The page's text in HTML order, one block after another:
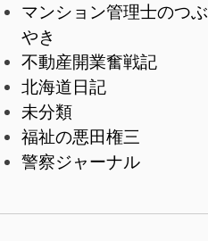
マンション管理士のつぶ
やき
不動産開業奮戦記
北海道日記
未分類
福祉の悪田権三
警察ジャーナル